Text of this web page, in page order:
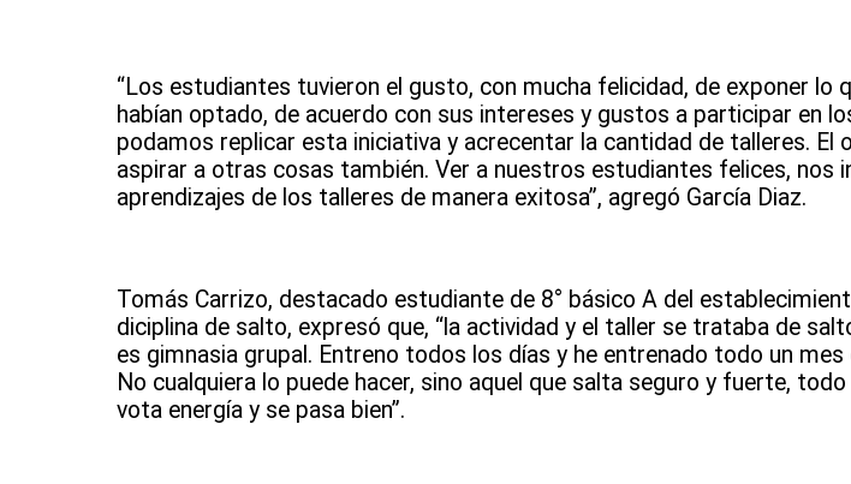
“Los estudiantes tuvieron el gusto, con mucha felicidad, de exponer lo
habían optado, de acuerdo con sus intereses y gustos a participar en
podamos replicar esta iniciativa y acrecentar la cantidad de talleres. El
aspirar a otras cosas también. Ver a nuestros estudiantes felices, nos
aprendizajes de los talleres de manera exitosa”, agregó García Diaz.
Tomás Carrizo, destacado estudiante de 8° básico A del
diciplina de salto, expresó que, “la actividad y el taller se trataba de
es gimnasia grupal. Entreno todos los días y he entrenado todo un
No cualquiera lo puede hacer, sino aquel que salta seguro y fuerte,
vota energía y se pasa bien”.